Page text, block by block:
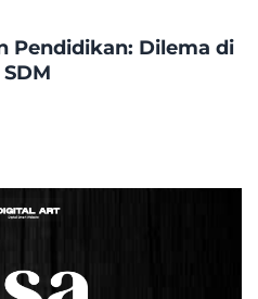
Pendidikan: Dilema di